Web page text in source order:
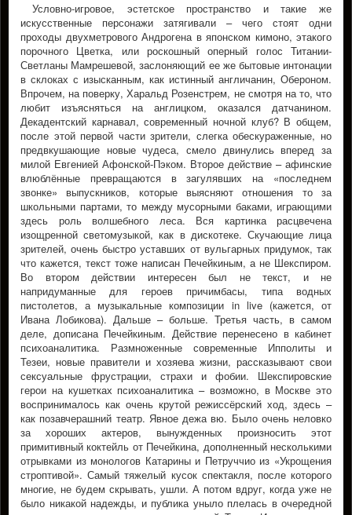
Условно-игровое, эстетское пространство и такие же
искусственные персонажи затягивали – чего стоят одни
проходы двухметрового Андрогена в японском кимоно, этакого
порочного Цветка, или роскошный оперный голос Титании-
Светланы Мамрешевой, заслоняющий ее же бытовые интонации
в склоках с изысканным, как истинный англичанин, Обероном.
Впрочем, на поверку, Харальд Розенстрем, не смотря на то, что
любит изъясняться на англицком, оказался датчанином.
Декадентский карнавал, современный ночной клуб? В общем,
после этой первой части зрители, слегка обескураженные, но
предвкушающие новые чудеса, смело двинулись вперед за
милой Евгенией Афонской-Пэком. Второе действие – афинские
влюблённые превращаются в загулявших на «последнем
звонке» выпускников, которые выясняют отношения то за
школьными партами, то между мусорными баками, играющими
здесь роль волшебного леса. Вся картинка расцвечена
изощренной светомузыкой, как в дискотеке. Скучающие лица
зрителей, очень быстро уставших от вульгарных придумок, так
что кажется, текст тоже написан Печейкиным, а не Шекспиром.
Во втором действии интересен был не текст, и не
напридуманные для героев причимбасы, типа водных
пистолетов, а музыкальные композиции in live (кажется, от
Ивана Лобикова). Дальше – больше. Третья часть, в самом
деле, дописана Печейкиным. Действие перенесено в кабинет
психоаналитика. Размноженные современные Ипполиты и
Тезеи, новые правители и хозяева жизни, рассказывают свои
сексуальные фрустрации, страхи и фобии. Шекспировские
герои на кушетках психоаналитика – возможно, в Москве это
воспринималось как очень крутой режиссёрский ход, здесь –
как позавчерашний театр. Явное дежа вю. Было очень неловко
за хороших актеров, вынужденных произносить этот
примитивный коктейль от Печейкина, дополненный несколькими
отрывками из монологов Катарины и Петруччио из «Укрощения
строптивой». Самый тяжелый кусок спектакля, после которого
многие, не будем скрывать, ушли. А потом вдруг, когда уже не
было никакой надежды, и публика уныло плелась в очередной